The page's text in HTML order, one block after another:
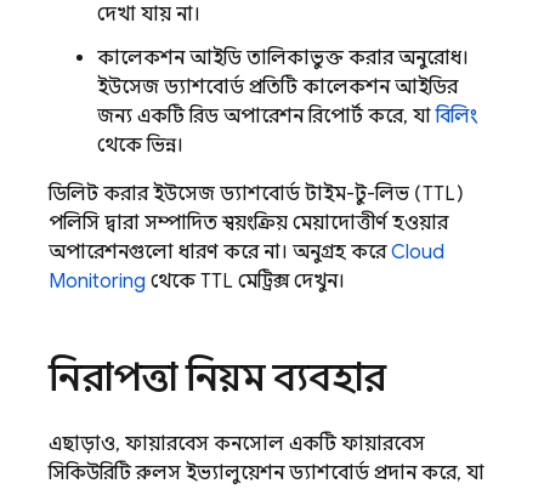
দেখা যায় না।
কালেকশন আইডি তালিকাভুক্ত করার অনুরোধ।
ইউসেজ ড্যাশবোর্ড প্রতিটি কালেকশন আইডির
জন্য একটি রিড অপারেশন রিপোর্ট করে, যাবিলিং
থেকে ভিন্ন।
ডিলিট করার ইউসেজ ড্যাশবোর্ড টাইম-টু-লিভ (TTL)
পলিসি দ্বারা সম্পাদিত স্বয়ংক্রিয় মেয়াদোত্তীর্ণ হওয়ার
অপারেশনগুলো ধারণ করে না। অনুগ্রহ করেCloud
Monitoring থেকে TTL মেট্রিক্স দেখুন।
নিরাপত্তা নিয়ম ব্যবহার
এছাড়াও, ফায়ারবেস কনসোল একটি ফায়ারবেস
সিকিউরিটি রুলস ইভ্যালুয়েশন ড্যাশবোর্ড প্রদান করে, যা